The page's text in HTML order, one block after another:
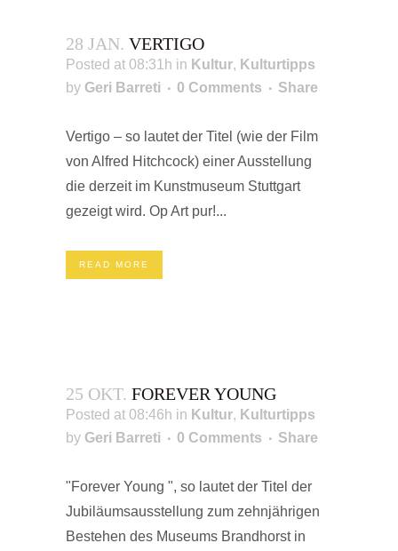
28 JAN. VERTIGO
Posted at 08:31h in Kultur, Kulturtipps
by Geri Barreti 0 Comments Share
Vertigo – so lautet der Titel (wie der Film
von Alfred Hitchcock) einer Ausstellung
die derzeit im Kunstmuseum Stuttgart
gezeigt wird. Op Art pur!...
READ MORE
25 OKT. FOREVER YOUNG
Posted at 08:46h in Kultur, Kulturtipps
by Geri Barreti 0 Comments Share
"Forever Young ", so lautet der Titel der
Jubiläumsausstellung zum zehnjährigen
Bestehen des Museums Brandhorst in